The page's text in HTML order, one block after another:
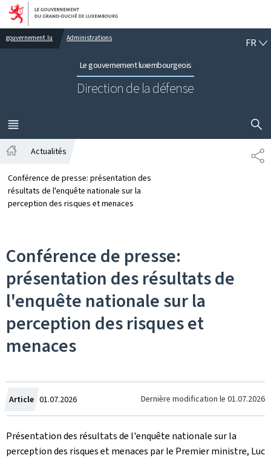
Aller au menu principal
Aller au contenu
gouvernement.lu Administrations
Le gouvernement luxembourgeois
Direction de la défense
FR
MENU
PRINCIPAL
Actualités
Conférence de presse: présentation des
résultats de l'enquête nationale sur la
perception des risques et menaces
Conférence de presse:
présentation des résultats de
l'enquête nationale sur la
perception des risques et
menaces
Article Crée
le
01.07.2026 Dernière modification le 01.07.2026
Présentation des résultats de l'enquête nationale sur la
perception des risques et menaces par le Premier ministre, Luc